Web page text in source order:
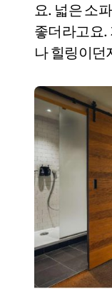
요. 넓은 소
좋더라고요.
나 힐링이던